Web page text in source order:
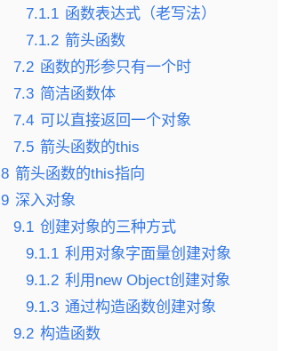
7.1.1 函数表达式（老写法）
7.1.2 箭头函数
7.2 函数的形参只有一个时
7.3 简洁函数体
7.4 可以直接返回一个对象
7.5 箭头函数的this
8 箭头函数的this指向
9 深入对象
9.1 创建对象的三种方式
9.1.1 利用对象字面量创建对象
9.1.2 利用new Object创建对象
9.1.3 通过构造函数创建对象
9.2 构造函数